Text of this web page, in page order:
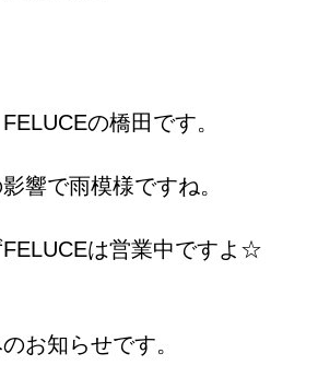
の橋田です。
響で雨模様ですね。
は営業中ですよ☆
お知らせです。